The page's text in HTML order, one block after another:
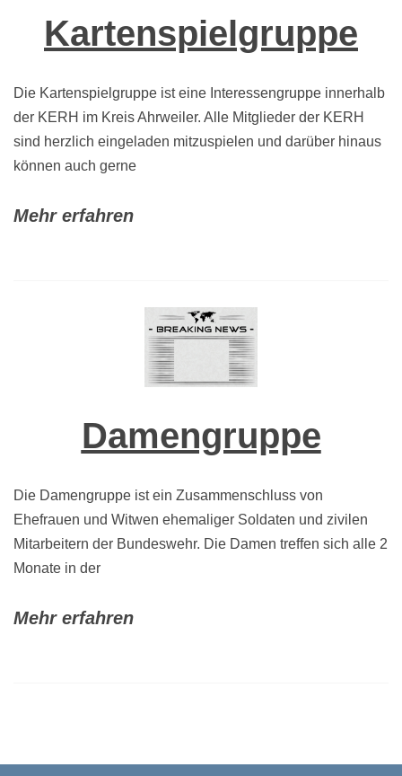
Kartenspielgruppe
Die Kartenspielgruppe ist eine Interessengruppe innerhalb
der KERH im Kreis Ahrweiler. Alle Mitglieder der KERH
sind herzlich eingeladen mitzuspielen und darüber hinaus
können auch gerne
Mehr erfahren
Damengruppe
Die Damengruppe ist ein Zusammenschluss von
Ehefrauen und Witwen ehemaliger Soldaten und zivilen
Mitarbeitern der Bundeswehr. Die Damen treffen sich alle 2
Monate in der
Mehr erfahren